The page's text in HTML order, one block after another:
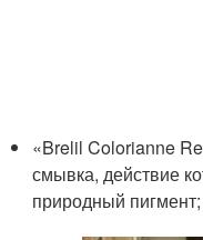
«Brelil Colorianne
смывка, действие
природный пигмент;